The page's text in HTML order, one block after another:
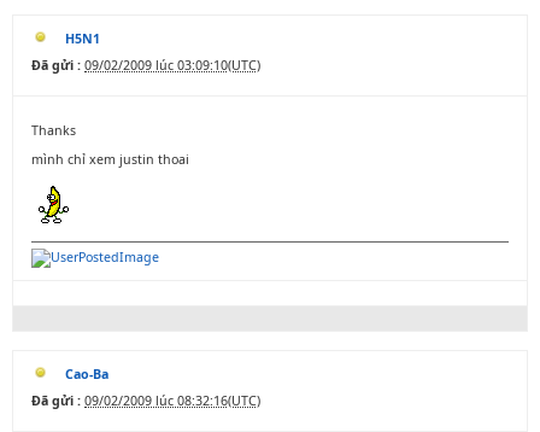
H5N1
Đã gửi : 09/02/2009 lúc 03:09:10(UTC)
Thanks
mình chỉ xem justin thoai
Cao-Ba
Đã gửi : 09/02/2009 lúc 08:32:16(UTC)